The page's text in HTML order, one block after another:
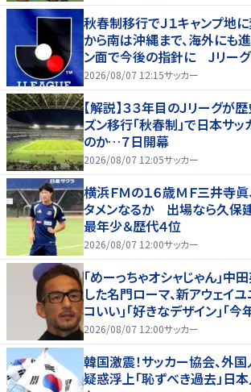
秋春制移行でＪ１キャンプ
から南は沖縄まで、海外にも
ン面で今後の指針に Jリー
2026/08/07 12:15サッカー
【解説】３３年目のＪリーグ
ズン移行「秋春制」で日本サ
のか…７日開幕
2026/08/07 12:05サッカー
横浜ＦＭの１６歳ＭＦ三井寺眞
タメンなるか 出場なら久保
最年少＆歴代４位
2026/08/07 12:00サッカー
｢めーっちゃオシャじゃん｣中
した名門ローマ、新アウェイ
コいい｣｢好きなデザイン｣｢今
な｣
2026/08/07 12:00サッカー
韓国激震！サッカー協会、外
疑惑浮上「恥ずべき過去」日